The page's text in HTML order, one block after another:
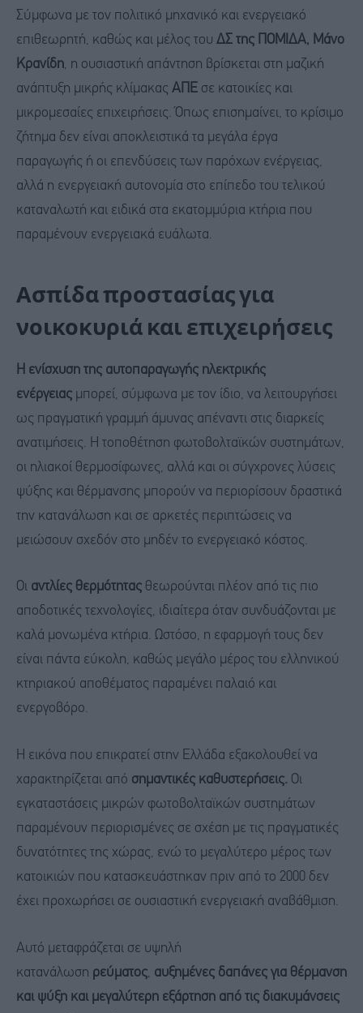
Σύμφωνα με τον πολιτικό μηχανικό και ενεργειακό
επιθεωρητή, καθώς και μέλος του ΔΣ της ΠΟΜΙΔΑ, Μάνο
Κρανίδη, η ουσιαστική απάντηση βρίσκεται στη μαζική
ανάπτυξη μικρής κλίμακας ΑΠΕ σε κατοικίες και
μικρομεσαίες επιχειρήσεις. Όπως επισημαίνει, το κρίσιμο
ζήτημα δεν είναι αποκλειστικά τα μεγάλα έργα
παραγωγής ή οι επενδύσεις των παρόχων ενέργειας,
αλλά η ενεργειακή αυτονομία στο επίπεδο του τελικού
καταναλωτή και ειδικά στα εκατομμύρια κτήρια που
παραμένουν ενεργειακά ευάλωτα.
Ασπίδα προστασίας για
νοικοκυριά και επιχειρήσεις
Η ενίσχυση της αυτοπαραγωγής ηλεκτρικής
ενέργειας μπορεί, σύμφωνα με τον ίδιο, να λειτουργήσει
ως πραγματική γραμμή άμυνας απέναντι στις διαρκείς
ανατιμήσεις. Η τοποθέτηση φωτοβολταϊκών συστημάτων,
οι ηλιακοί θερμοσίφωνες, αλλά και οι σύγχρονες λύσεις
ψύξης και θέρμανσης μπορούν να περιορίσουν δραστικά
την κατανάλωση και σε αρκετές περιπτώσεις να
μειώσουν σχεδόν στο μηδέν το ενεργειακό κόστος.
Οι αντλίες θερμότητας θεωρούνται πλέον από τις πιο
αποδοτικές τεχνολογίες, ιδιαίτερα όταν συνδυάζονται με
καλά μονωμένα κτήρια. Ωστόσο, η εφαρμογή τους δεν
είναι πάντα εύκολη, καθώς μεγάλο μέρος του ελληνικού
κτηριακού αποθέματος παραμένει παλαιό και
ενεργοβόρο.
Η εικόνα που επικρατεί στην Ελλάδα εξακολουθεί να
χαρακτηρίζεται από σημαντικές καθυστερήσεις. Οι
εγκαταστάσεις μικρών φωτοβολταϊκών συστημάτων
παραμένουν περιορισμένες σε σχέση με τις πραγματικές
δυνατότητες της χώρας, ενώ το μεγαλύτερο μέρος των
κατοικιών που κατασκευάστηκαν πριν από το 2000 δεν
έχει προχωρήσει σε ουσιαστική ενεργειακή αναβάθμιση.
Αυτό μεταφράζεται σε υψηλή
κατανάλωση ρεύματος, αυξημένες δαπάνες για θέρμανση
και ψύξη και μεγαλύτερη εξάρτηση από τις διακυμάνσεις